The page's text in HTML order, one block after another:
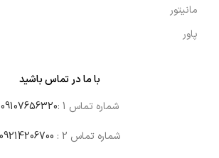
مانیتور
پاور
با ما در تماس باشید
شماره تماس 1 :
09107656320
شماره تماس 2 :